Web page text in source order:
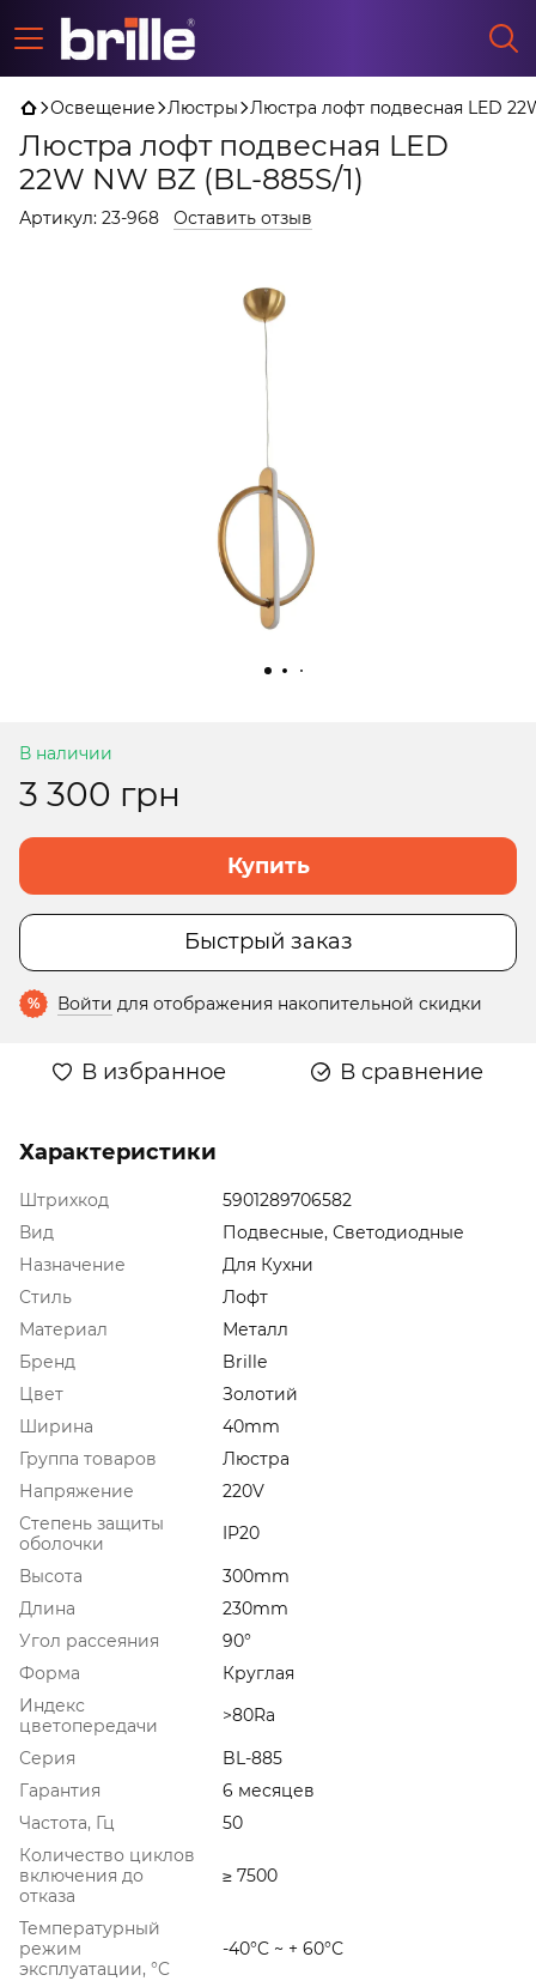
Освещение Люстры Люстра лофт подвесная LED
Люстра лофт подвесная LED
22W NW BZ (BL-885S/1)
Артикул: 23-968 Оставить отзыв
В наличии
3 300 грн
Купить
Быстрый заказ
% Войти для отображения накопительной скидки
В избранное В сравнение
Характеристики
Штрихкод
5901289706582
Вид
Подвесные, Светодиодные
Назначение
Для Кухни
Стиль
Лофт
Материал
Металл
Бренд
Brille
Цвет
Золотий
Ширина
40mm
Группа товаров
Люстра
Напряжение
220V
Степень защиты
оболочки
IP20
Высота
300mm
Длина
230mm
Угол рассеяния
90°
Форма
Круглая
Индекс
цветопередачи
>80Ra
Серия
BL-885
Гарантия
6 месяцев
Частота, Гц
50
Количество циклов
включения до
отказа
≥ 7500
Температурный
режим
эксплуатации, °C
-40°C ~ + 60°С